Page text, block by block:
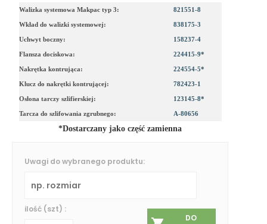
Walizka systemowa Makpac typ 3: 821551-8
Wkład do walizki systemowej: 838175-3
Uchwyt boczny: 158237-4
Flansza dociskowa: 224415-9*
Nakrętka kontrująca: 224554-5*
Klucz do nakrętki kontrującej: 782423-1
Osłona tarczy szlifierskiej: 123145-8*
Tarcza do szlifowania zgrubnego: A-80656
*Dostarczany jako część zamienna
Uwagi do wybranego produktu:
ilość (szt) :
DO